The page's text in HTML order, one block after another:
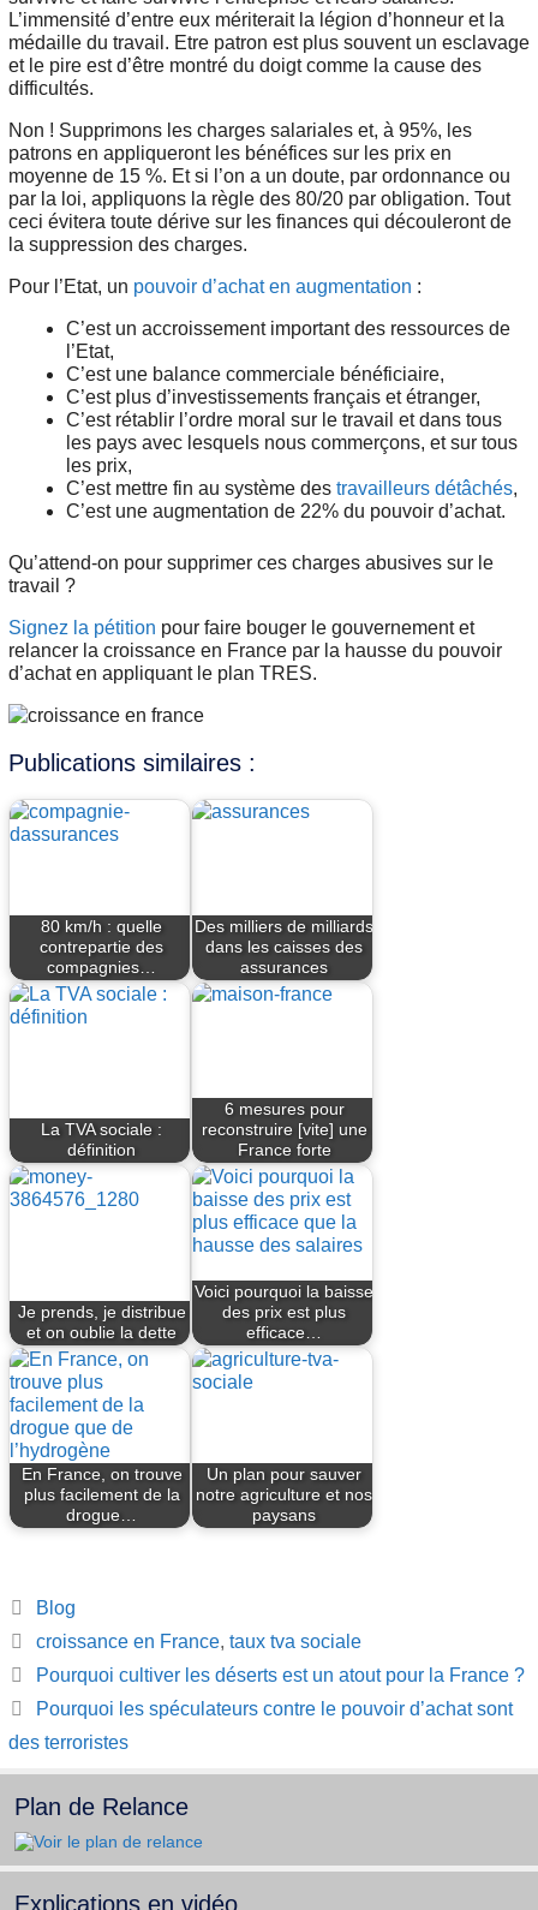
L’immensité d’entre eux mériterait la légion d’honneur et la
médaille du travail. Etre patron est plus souvent un esclavage
et le pire est d’être montré du doigt comme la cause des
difficultés.
Non ! Supprimons les charges salariales et, à 95%, les
patrons en appliqueront les bénéfices sur les prix en
moyenne de 15 %. Et si l’on a un doute, par ordonnance ou
par la loi, appliquons la règle des 80/20 par obligation. Tout
ceci évitera toute dérive sur les finances qui découleront de
la suppression des charges.
Pour l’Etat, un pouvoir d’achat en augmentation :
C’est un accroissement important des ressources de
l’Etat,
C’est une balance commerciale bénéficiaire,
C’est plus d’investissements français et étranger,
C’est rétablir l’ordre moral sur le travail et dans tous
les pays avec lesquels nous commerçons, et sur tous
les prix,
C’est mettre fin au système des travailleurs détâchés,
C’est une augmentation de 22% du pouvoir d’achat.
Qu’attend-on pour supprimer ces charges abusives sur le
travail ?
Signez la pétition pour faire bouger le gouvernement et
relancer la croissance en France par la hausse du pouvoir
d’achat en appliquant le plan TRES.
Publications similaires :
80 km/h : quelle
contrepartie des
compagnies…
Des milliers de milliards
dans les caisses des
assurances
La TVA sociale :
définition
6 mesures pour
reconstruire [vite] une
France forte
Je prends, je distribue
et on oublie la dette
Voici pourquoi la baisse
des prix est plus
efficace…
En France, on trouve
plus facilement de la
drogue…
Un plan pour sauver
notre agriculture et nos
paysans
Catégories
Blog
Étiquettes
croissance en France, taux tva sociale
Pourquoi cultiver les déserts est un atout pour la France ?
Pourquoi les spéculateurs contre le pouvoir d’achat sont
des terroristes
Plan de Relance
Explications en vidéo